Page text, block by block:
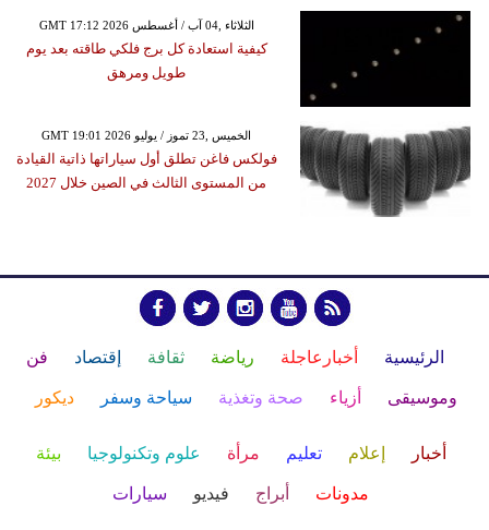
GMT 17:12 2026 الثلاثاء ,04 آب / أغسطس
كيفية استعادة كل برج فلكي طاقته بعد يوم
طويل ومرهق
GMT 19:01 2026 الخميس ,23 تموز / يوليو
فولكس فاغن تطلق أول سياراتها ذاتية القيادة
من المستوى الثالث في الصين خلال 2027
الرئيسية أخبارعاجلة رياضة ثقافة إقتصاد فن
وموسيقى أزياء صحة وتغذية سياحة وسفر ديكور
أخبار إعلام تعليم مرأة علوم وتكنولوجيا بيئة
مدونات أبراج فيديو سيارات